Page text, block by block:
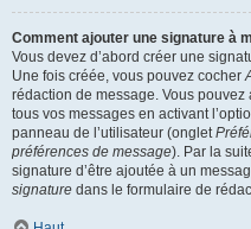
Comment ajouter une signature à
Vous devez d’abord créer une
Une fois créée, vous pouvez cocher
rédaction de message. Vous
tous vos messages en activant
panneau de l’utilisateur (onglet
préférences de message). Par la
signature d’être ajoutée à un
signature dans le formulaire de